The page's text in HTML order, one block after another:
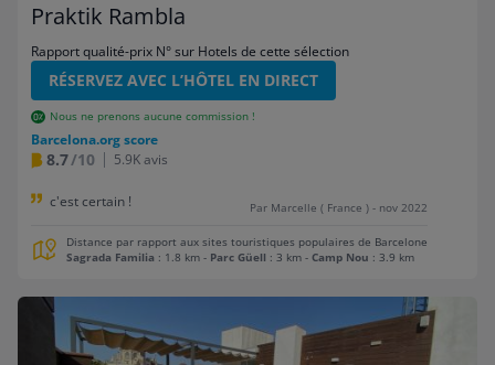
Praktik Rambla
Rapport qualité-prix N° sur Hotels de cette sélection
RÉSERVEZ AVEC L’HÔTEL EN DIRECT
Nous ne prenons aucune commission !
Barcelona.org score
8.7/10 5.9K avis
c'est certain ! Par Marcelle ( France ) - nov 2022
Distance par rapport aux sites touristiques populaires de Barcelone
Sagrada Familia : 1.8 km - Parc Güell : 3 km - Camp Nou : 3.9 km